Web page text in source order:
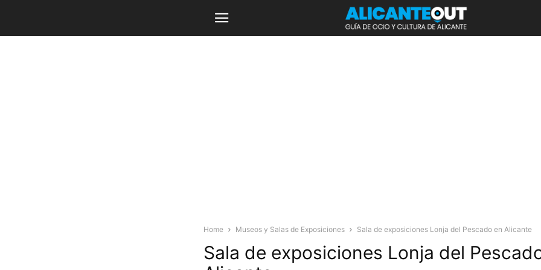
Home Museos y Salas de Exposiciones Sala de exposiciones Lonja del Pescado en Alicante
Sala de exposiciones Lonja del